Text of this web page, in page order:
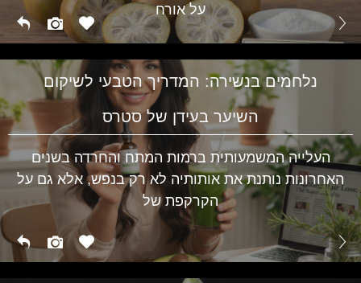
על אורח
נלחמים בנשירה: המדריך הטבעי לשיקום
השיער בעידן של סטרס
העלייה המשמעותית ברמות המתח והחרדה בשנים
האחרונות נותנת את אותותיה לא רק בנפש, אלא גם על
הקרקפת של